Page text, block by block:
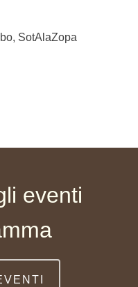
SotAlaZopa
eventi